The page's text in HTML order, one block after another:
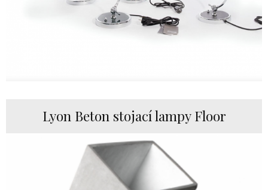
Lyon Beton stojací lampy Floor